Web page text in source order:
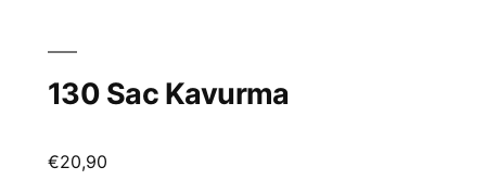
130 Sac Kavurma
€20,90